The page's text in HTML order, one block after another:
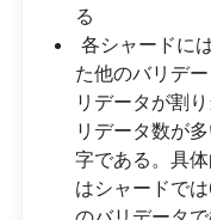
る
各シャードに
た他のバリデ
リデータが割
リデータ数が
字である。具
はシャードで